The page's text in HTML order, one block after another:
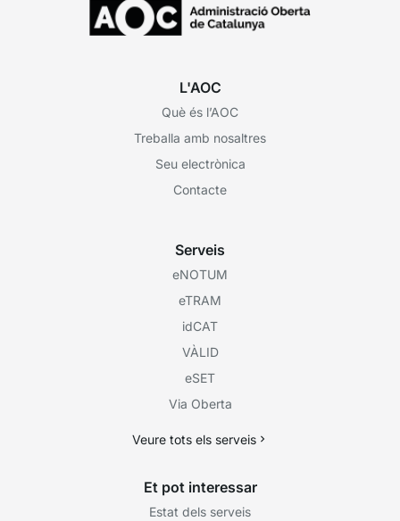
L'AOC
Què és l’AOC
Treballa amb nosaltres
Seu electrònica
Contacte
Serveis
eNOTUM
eTRAM
idCAT
VÀLID
eSET
Via Oberta
Veure tots els serveis
Et pot interessar
Estat dels serveis